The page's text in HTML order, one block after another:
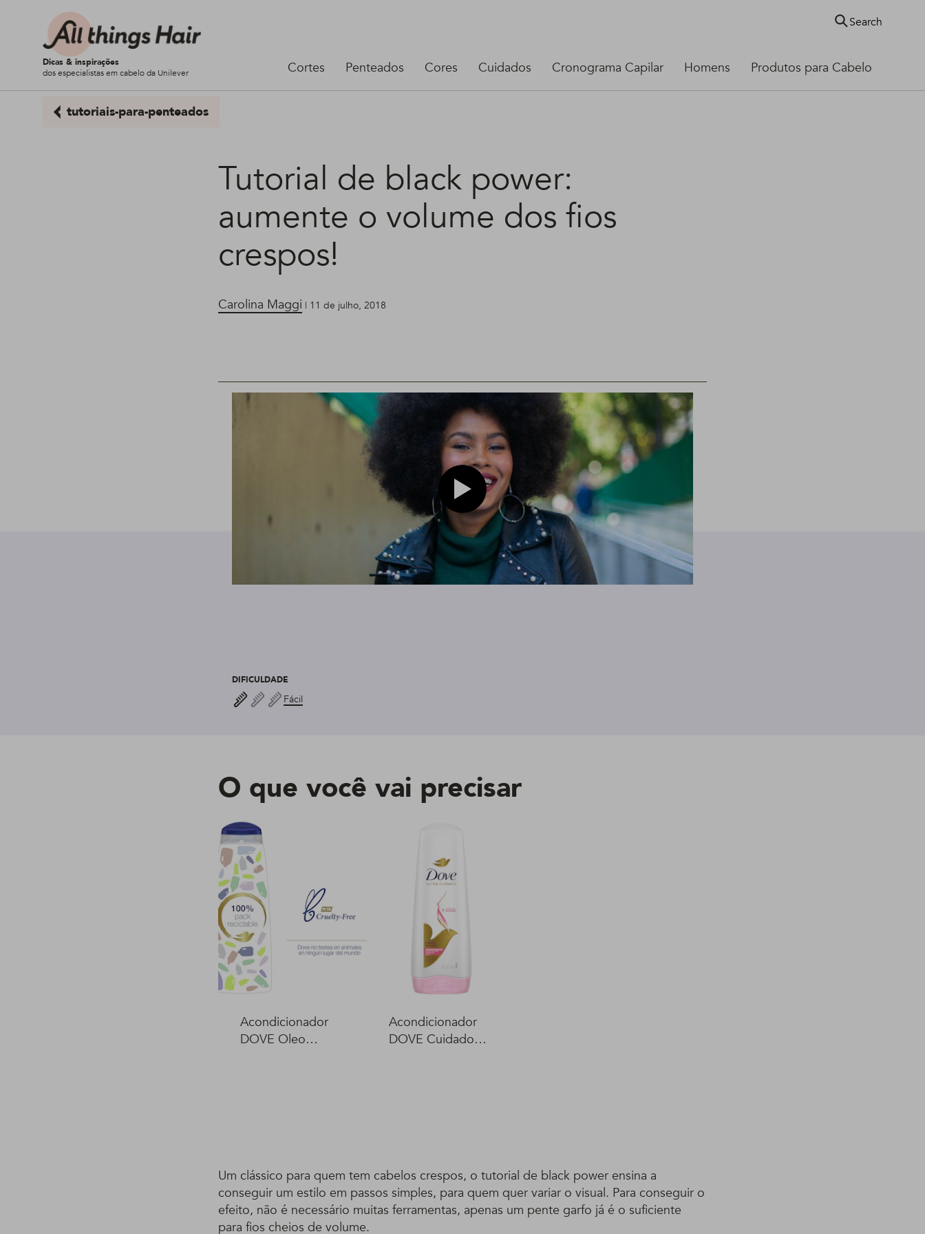
Dicas & inspirações
dos especialistas em cabelo da Unilever
Cortes Penteados Cores Cuidados Cronograma Capilar Homens Produtos para Cabelo
Search
tutoriais-para-penteados
Tutorial de black power:
aumente o volume dos fios
crespos!
Carolina Maggi | 11 de julho, 2018
Play video Cabelo crespo black power
DIFICULDADE
Fácil
O que você vai precisar
Acondicionador
DOVE Oleo
Acondicionador
DOVE Cuidado
Um clássico para quem tem cabelos crespos, o tutorial de black power ensina a
conseguir um estilo em passos simples, para quem quer variar o visual. Para conseguir o
efeito, não é necessário muitas ferramentas, apenas um pente garfo já é o suficiente
para fios cheios de volume.